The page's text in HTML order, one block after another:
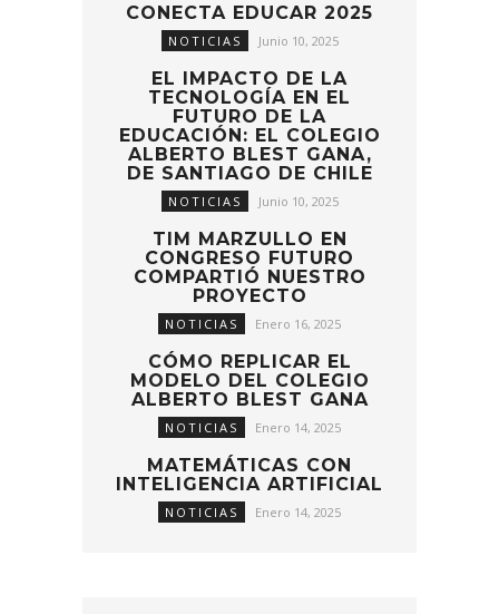
CONECTA EDUCAR 2025
NOTICIAS Junio 10, 2025
EL IMPACTO DE LA
TECNOLOGÍA EN EL
FUTURO DE LA
EDUCACIÓN: EL COLEGIO
ALBERTO BLEST GANA,
DE SANTIAGO DE CHILE
NOTICIAS Junio 10, 2025
TIM MARZULLO EN
CONGRESO FUTURO
COMPARTIÓ NUESTRO
PROYECTO
NOTICIAS Enero 16, 2025
CÓMO REPLICAR EL
MODELO DEL COLEGIO
ALBERTO BLEST GANA
NOTICIAS Enero 14, 2025
MATEMÁTICAS CON
INTELIGENCIA ARTIFICIAL
NOTICIAS Enero 14, 2025